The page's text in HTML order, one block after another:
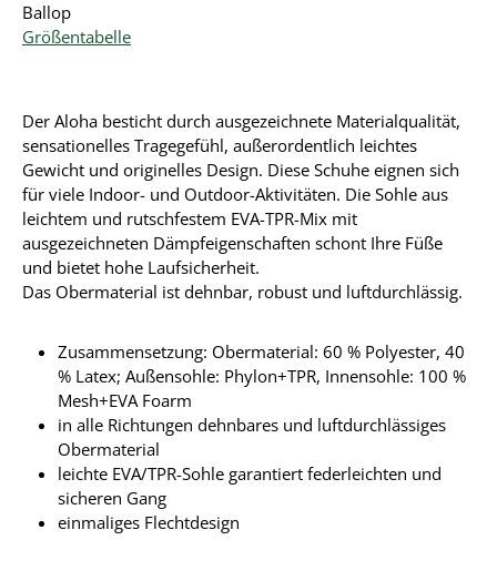
Ballop
Größentabelle
Der Aloha besticht durch ausgezeichnete Materialqualität,
sensationelles Tragegefühl, außerordentlich leichtes
Gewicht und originelles Design. Diese Schuhe eignen sich
für viele Indoor- und Outdoor-Aktivitäten. Die Sohle aus
leichtem und rutschfestem EVA-TPR-Mix mit
ausgezeichneten Dämpfeigenschaften schont Ihre Füße
und bietet hohe Laufsicherheit.
Das Obermaterial ist dehnbar, robust und luftdurchlässig.
Zusammensetzung: Obermaterial: 60 % Polyester, 40
% Latex; Außensohle: Phylon+TPR, Innensohle: 100 %
Mesh+EVA Foarm
in alle Richtungen dehnbares und luftdurchlässiges
Obermaterial
leichte EVA/TPR-Sohle garantiert federleichten und
sicheren Gang
einmaliges Flechtdesign